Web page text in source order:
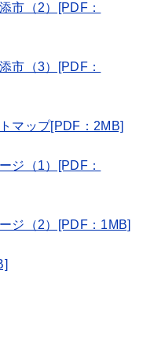
市（2）[PDF：
市（3）[PDF：
マップ[PDF：2MB]
ジ（1）[PDF：
ジ（2）[PDF：1MB]